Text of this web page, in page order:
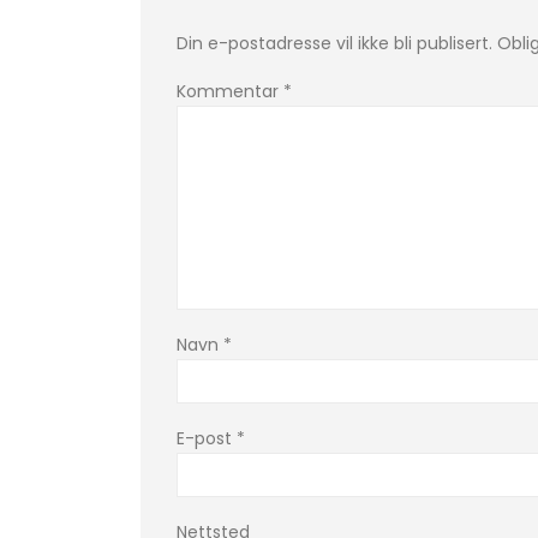
Din e-postadresse vil ikke bli publisert.
Kommentar *
Navn *
E-post *
Nettsted